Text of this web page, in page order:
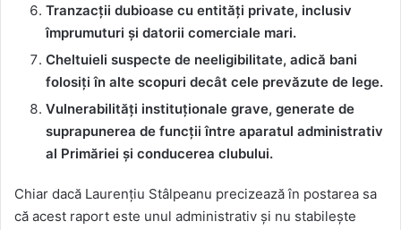
Tranzacții dubioase cu entități private, inclusiv
împrumuturi și datorii comerciale mari.
Cheltuieli suspecte de neeligibilitate, adică bani
folosiți în alte scopuri decât cele prevăzute de lege.
Vulnerabilități instituționale grave, generate de
suprapunerea de funcții între aparatul administrativ
al Primăriei și conducerea clubului.
Chiar dacă Laurențiu Stâlpeanu precizează în postarea sa
că acest raport este unul administrativ și nu stabilește